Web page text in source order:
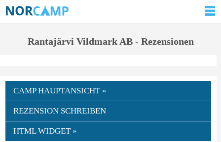
Rantajärvi Vildmark AB - Rezensionen
CAMP HAUPTANSICHT »
REZENSION SCHREIBEN
HTML WIDGET »